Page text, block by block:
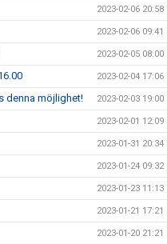
2023-02-06 20:58
2023-02-06 09:41
2023-02-05 08:00
2023-02-04 17:06
denna möjlighet! 2023-02-03 19:00
2023-02-01 12:09
2023-01-31 20:34
2023-01-24 09:32
2023-01-23 11:13
2023-01-21 17:21
2023-01-20 21:21